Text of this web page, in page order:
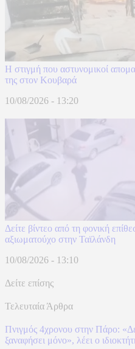
Η στιγμή που αστυνομικοί
της στον Κουβαρά
10/08/2026 - 13:20
Δείτε βίντεο από τη φονική
αξιωματούχο στην Ταϊλάνδη
10/08/2026 - 13:10
Δείτε επίσης
Τελευταία Άρθρα
Πνιγμός 4χρονου στην Πάρο:
ξαναφήσει μόνο», λέει ο